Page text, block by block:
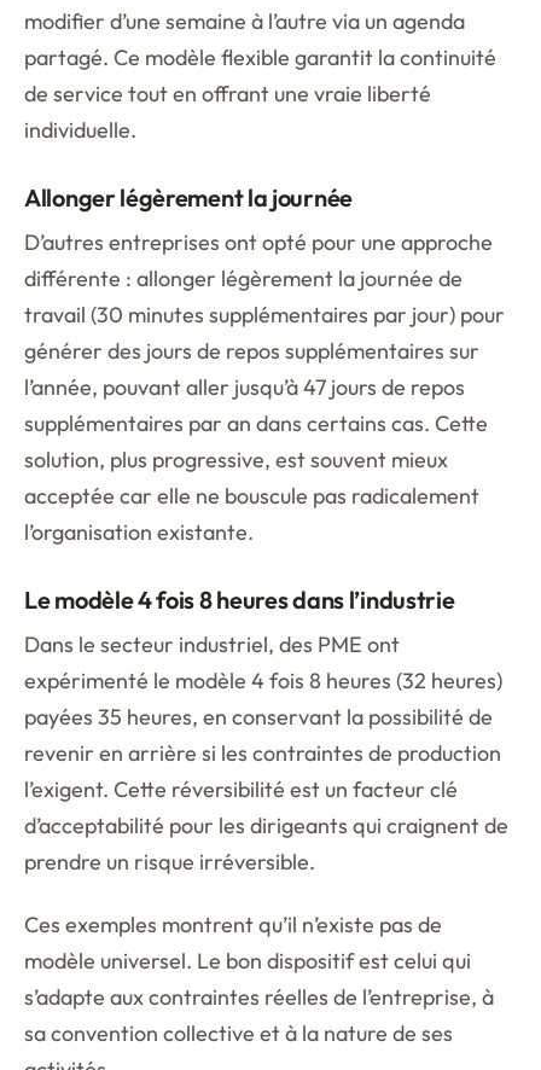
modifier d’une semaine à l’autre via un agenda
partagé. Ce modèle flexible garantit la continuité
de service tout en offrant une vraie liberté
individuelle.
Allonger légèrement la journée
D’autres entreprises ont opté pour une approche
différente : allonger légèrement la journée de
travail (30 minutes supplémentaires par jour) pour
générer des jours de repos supplémentaires sur
l’année, pouvant aller jusqu’à 47 jours de repos
supplémentaires par an dans certains cas. Cette
solution, plus progressive, est souvent mieux
acceptée car elle ne bouscule pas radicalement
l’organisation existante.
Le modèle 4 fois 8 heures dans l’industrie
Dans le secteur industriel, des PME ont
expérimenté le modèle 4 fois 8 heures (32 heures)
payées 35 heures, en conservant la possibilité de
revenir en arrière si les contraintes de production
l’exigent. Cette réversibilité est un facteur clé
d’acceptabilité pour les dirigeants qui craignent de
prendre un risque irréversible.
Ces exemples montrent qu’il n’existe pas de
modèle universel. Le bon dispositif est celui qui
s’adapte aux contraintes réelles de l’entreprise, à
sa convention collective et à la nature de ses